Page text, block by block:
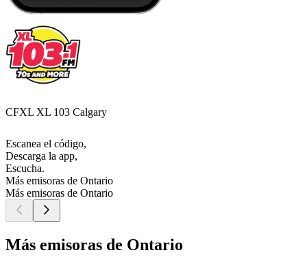
CFXL XL 103 Calgary
Escanea el código,
Descarga la app,
Escucha.
Más emisoras de Ontario
Más emisoras de Ontario
Más emisoras de Ontario